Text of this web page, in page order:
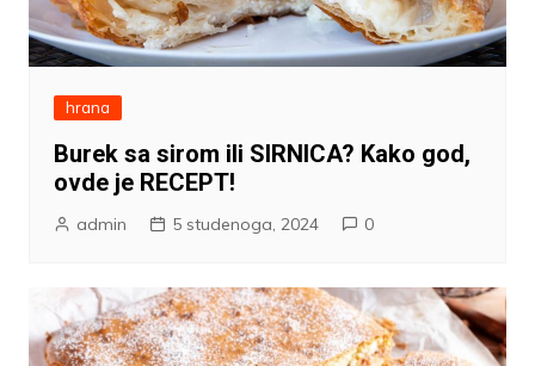
hrana
Burek sa sirom ili SIRNICA? Kako god,
ovde je RECEPT!
admin 5 studenoga, 2024 0